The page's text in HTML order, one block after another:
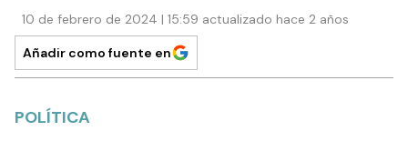
10 de febrero de 2024 | 15:59 actualizado hace 2 años
Añadir como fuente en
POLÍTICA